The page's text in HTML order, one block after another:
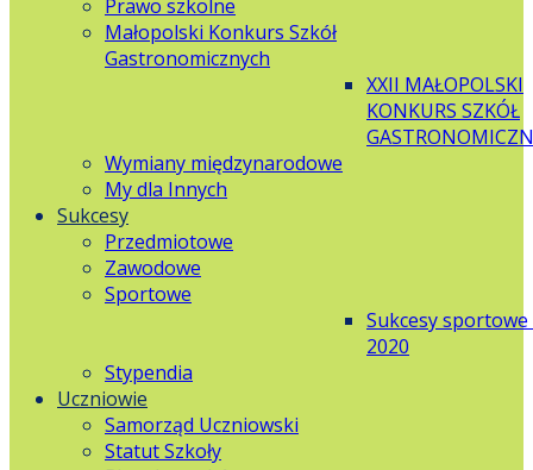
Prawo szkolne
Małopolski Konkurs Szkół
Gastronomicznych
XXII MAŁOPOLSKI
KONKURS SZKÓŁ
Wymiany międzynarodowe
My dla Innych
Sukcesy
Przedmiotowe
Zawodowe
Sportowe
Sukcesy sportowe
2020
Stypendia
Uczniowie
Samorząd Uczniowski
Statut Szkoły